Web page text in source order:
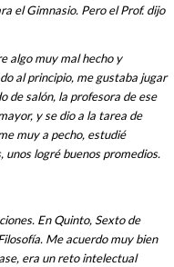
el Gimnasio. Pero el Prof. dijo
algo muy mal hecho y
al principio, me gustaba jugar
de salón, la profesora de ese
y se dio a la tarea de
muy a pecho, estudié
logré buenos promedios.
En Quinto, Sexto de
Me acuerdo muy bien
era un reto intelectual